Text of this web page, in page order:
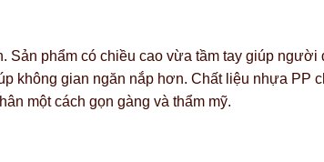
phẩm có chiều cao vừa tầm tay giúp người
không gian ngăn nắp hơn. Chất liệu nhựa PP
một cách gọn gàng và thẩm mỹ.